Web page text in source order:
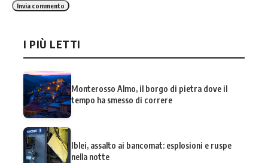
I PIÙ LETTI
Monterosso Almo, il borgo di pietra dove il
tempo ha smesso di correre
Iblei, assalto ai bancomat: esplosioni e ruspe
nella notte